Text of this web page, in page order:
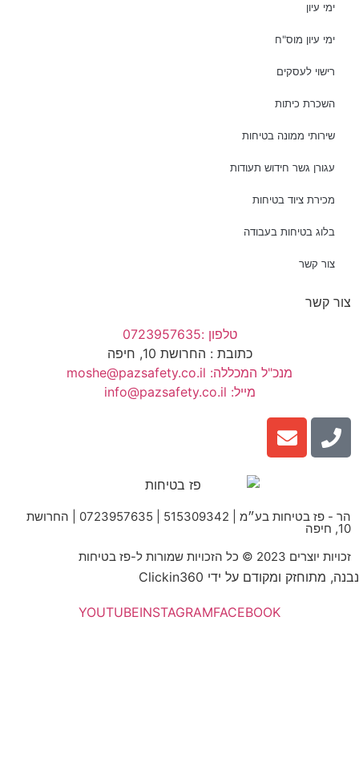
ימי עיון
ימי עיון מוס"ח
רישוי לעסקים
השכרת כיתות
שירותי ממונה בטיחות
עגורן גשר חידוש תעודות
מכירת ציוד בטיחות
בלוג בטיחות בעבודה
צור קשר
צור קשר
טלפון :0723957635
כתובת : החרושת 10, חיפה
מנכ"ל המכללה: moshe@pazsafety.co.il
מייל: info@pazsafety.co.il
הר - פז בטיחות בע״מ | 515309342 | 0723957635 | החרושת
10, חיפה
זכויות יוצרים 2023 © כל הזכויות שמורות ל-פז בטיחות
נבנה, מתוחזק ומקודם על ידי Clickin360
FACEBOOK
INSTAGRAM
YOUTUBE